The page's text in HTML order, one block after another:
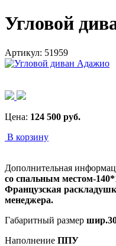
Угловой
Артикул: 51959
Цена: 124 500 руб.
В корзину
Дополнительная
со спальным местом-
Французская
менеджера.
Габаритный размер
Наполнение ППУ